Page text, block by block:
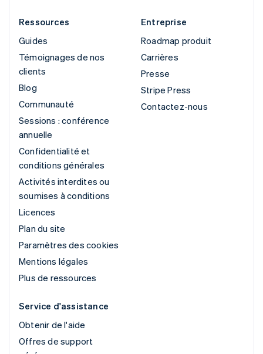
Ressources
Guides
Témoignages de nos
clients
Blog
Communauté
Sessions : conférence
annuelle
Confidentialité et
conditions générales
Activités interdites ou
soumises à conditions
Licences
Plan du site
Paramètres des cookies
Mentions légales
Plus de ressources
Entreprise
Roadmap produit
Carrières
Presse
Stripe Press
Contactez-nous
Service d'assistance
Obtenir de l'aide
Offres de support